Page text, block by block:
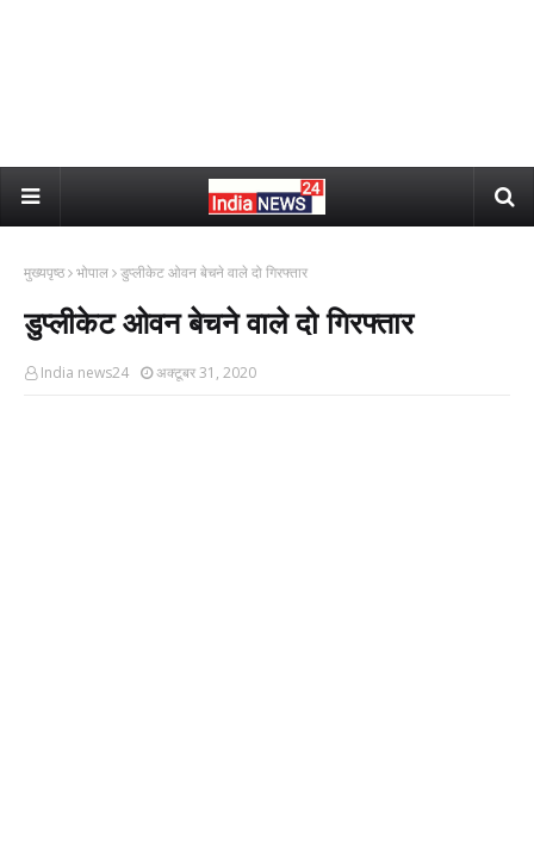
मुख्यपृष्ठ भोपाल डुप्लीकेट ओवन बेचने वाले दो गिरफ्तार
डुप्लीकेट ओवन बेचने वाले दो गिरफ्तार
India news24 अक्टूबर 31, 2020